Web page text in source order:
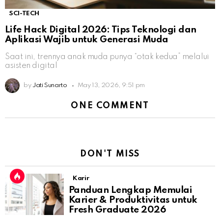
SCI-TECH
Life Hack Digital 2026: Tips Teknologi dan
Aplikasi Wajib untuk Generasi Muda
Saat ini, trennya anak muda punya “otak kedua” melalui
asisten digital
by Jati Sunarto May 13, 2026, 9:51 pm
ONE COMMENT
DON'T MISS
Karir
Panduan Lengkap Memulai
Karier & Produktivitas untuk
Fresh Graduate 2026